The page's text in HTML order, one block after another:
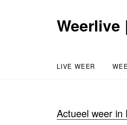
Weerlive
LIVE WEER
Actueel weer in